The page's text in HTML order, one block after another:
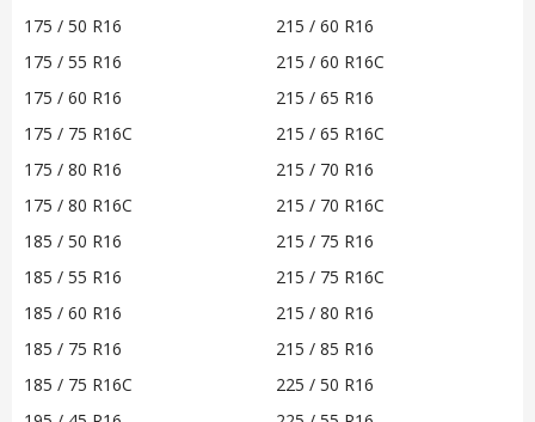
175 / 50 R16
175 / 55 R16
175 / 60 R16
175 / 75 R16C
175 / 80 R16
175 / 80 R16C
185 / 50 R16
185 / 55 R16
185 / 60 R16
185 / 75 R16
185 / 75 R16C
215 / 60 R16
215 / 60 R16C
215 / 65 R16
215 / 65 R16C
215 / 70 R16
215 / 70 R16C
215 / 75 R16
215 / 75 R16C
215 / 80 R16
215 / 85 R16
225 / 50 R16